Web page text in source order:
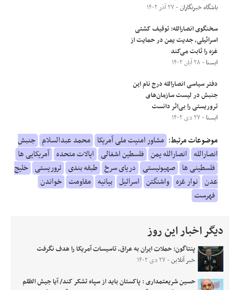
باشگاه خبرنگاران- ۲۷ آذر ۱۴۰۲
سخنگوی انصارالله: توقیف کشتی
اسرائیلی، جدیت یمن در حمایت از
غزه را ثابت می‌کند
ایسنا - ۲۸ آبان ۱۴۰۲
دفتر سیاسی انصارالله درج نام این
جنبش در لیست سازمان‌های
تروریستی را بی‌اثر دانست
ایسنا - ۲۷ دی ۱۴۰۲
موضوعات مرتبط: مشاور امنیت ملی آمریکا محمد عبدالسلام جنبش
انصارالله انصارالله یمن فلسطین اشغالی ایالات متحده آمریکایی ها
فلسطینی ها صهیونیستی دریای سرخ طبقه بندی تروریستی خلیج
عدن نوار غزه واشنگتن اسرائیل بیانیه مقاومت خواندن
فهرست
دیگر اخبار این روز
پنتاگون: حملات ایران به عراق، تاسیسات آمریکا را هدف نگرفت
خبر آنلاین- ۲۷ دی ۱۴۰۲
حسین شریعتمداری : پاکستان باید از سپاه تشکر کند/ آیا جیش الظلم